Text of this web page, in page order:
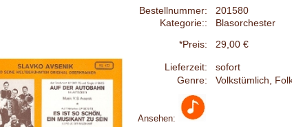
Bestellnummer:
201580
Kategorie::
Blasorchester
*Preis:
29,00 €
Lieferzeit: sofort
Genre: Volkstümlich,
Ansehen: